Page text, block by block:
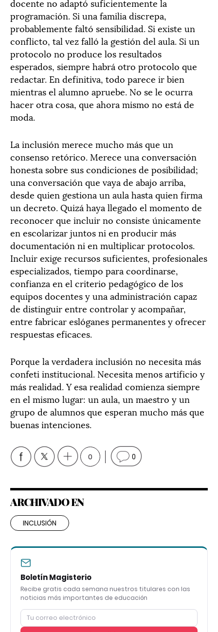
docente no adaptó suficientemente la
programación. Si una familia discrepa,
probablemente faltó sensibilidad. Si existe un
conflicto, tal vez falló la gestión del aula. Si un
protocolo no produce los resultados
esperados, siempre habrá otro protocolo que
redactar. En definitiva, todo parece ir bien
mientras el alumno apruebe. No se le ocurra
hacer otra cosa, que ahora mismo no está de
moda.
La inclusión merece mucho más que un
consenso retórico. Merece una conversación
honesta sobre sus condiciones de posibilidad;
una conversación que vaya de abajo arriba,
desde quien gestiona un aula hasta quien firma
un decreto. Quizá haya llegado el momento de
reconocer que incluir no consiste únicamente
en escolarizar juntos ni en producir más
documentación ni en multiplicar protocolos.
Incluir exige recursos suficientes, profesionales
especializados, tiempo para coordinarse,
confianza en el criterio pedagógico de los
equipos docentes y una administración capaz
de distinguir entre controlar y acompañar,
entre fabricar eslóganes permanentes y ofrecer
respuestas eficaces.
Porque la verdadera inclusión no necesita más
confeti institucional. Necesita menos artificio y
más realidad. Y esa realidad comienza siempre
en el mismo lugar: un aula, un maestro y un
grupo de alumnos que esperan mucho más que
buenas intenciones.
0 0
ARCHIVADO EN
INCLUSIÓN
Boletín Magisterio
Recibe gratis cada semana nuestros titulares con las
noticias más importantes de educación